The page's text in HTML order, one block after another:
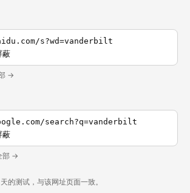
s?wd=vanderbilt
蔽
→
search?q=vanderbilt
蔽
部 →
的测试，与该网址页面一致。